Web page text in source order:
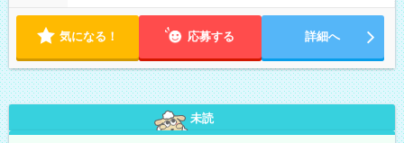
気になる！ 応募する 詳細へ
未読